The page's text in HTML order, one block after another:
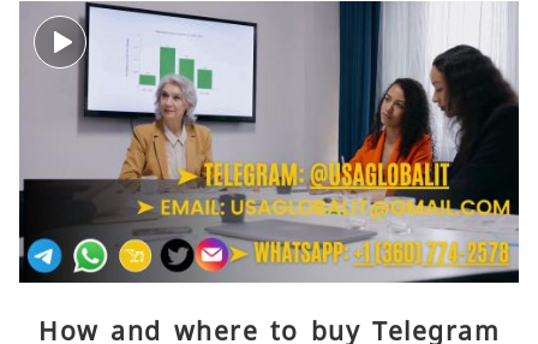
How and where to buy Telegram